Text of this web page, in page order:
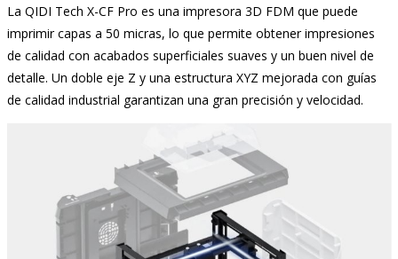
La QIDI Tech X-CF Pro es una impresora 3D FDM que puede
imprimir capas a 50 micras, lo que permite obtener impresiones
de calidad con acabados superficiales suaves y un buen nivel de
detalle. Un doble eje Z y una estructura XYZ mejorada con guías
de calidad industrial garantizan una gran precisión y velocidad.